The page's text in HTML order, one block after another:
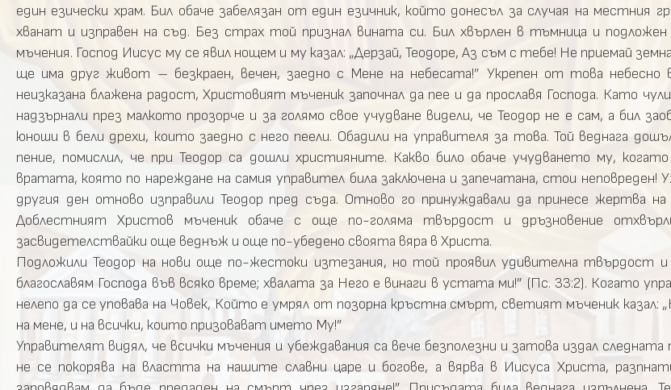
един езически храм. Бил обаче забелязан от един езичник, който донесъл за случая на местния
хванат и изправен на съд. Без страх той признал вината си. Бил хвърлен в тъмница и подложен
мъчения. Господ Иисус му се явил нощем и му казал: „Дерзай, Теодоре, Аз съм с тебе! Не приемай
ще има друг живот – безкраен, вечен, заедно с Мене на небесата!” Укрепен от това небесно
неизказана блажена радост, Христовият мъченик започнал да пее и да прославя Господа. Като
надзърнали през малкото прозорче и за голямо свое учудване видели, че Теодор не е сам, а бил
юноши в бели дрехи, които заедно с него пеели. Обадили на управителя за това. Той веднага
пение, помислил, че при Теодор са дошли християните. Какво било обаче учудването му,
вратата, която по нареждане на самия управител била заключена и запечатана, стои неповреден!
другия ден отново изправили Теодор пред съда. Отново го принуждавали да принесе жертва
Доблестният Христов мъченик обаче с още по-голяма твърдост и дръзновение
засвидетелствайки още веднъж и още по-убедено своята вяра в Христа.
Подложили Теодор на нови още по-жестоки изтезания, но той проявил удивителна твърдост
благославям Господа във всяко време; хвалата за Него е винаги в устата ми!” (Пс. 33:2). Когато
нелепо да се уповава на Човек, Който е умрял от позорна кръстна смърт, светият мъченик казал:
на мене, и на всички, които призовават името Му!”
Управителят видял, че всички мъчения и убеждавания са вече безполезни и затова издал следната
не се покорява на властта на нашите славни царе и богове, а вярва в Иисуса Христа,